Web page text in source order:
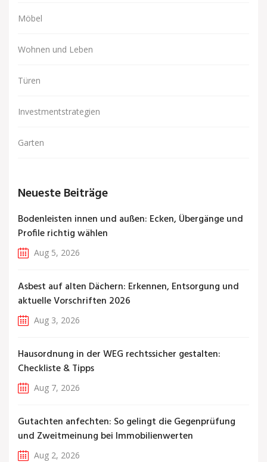
Möbel
Wohnen und Leben
Türen
Investmentstrategien
Garten
Neueste Beiträge
Bodenleisten innen und außen: Ecken, Übergänge und
Profile richtig wählen
Aug 5, 2026
Asbest auf alten Dächern: Erkennen, Entsorgung und
aktuelle Vorschriften 2026
Aug 3, 2026
Hausordnung in der WEG rechtssicher gestalten:
Checkliste & Tipps
Aug 7, 2026
Gutachten anfechten: So gelingt die Gegenprüfung
und Zweitmeinung bei Immobilienwerten
Aug 2, 2026